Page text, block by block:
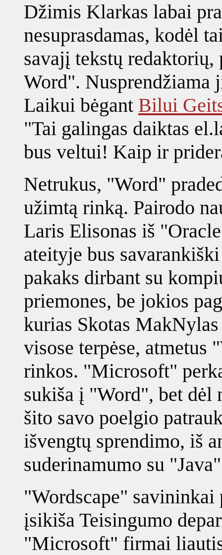
Džimis Klarkas labai
nesuprasdamas, kodėl
savajį tekstų
Word".
Laikui bėgant Bilui
"Tai galingas daiktas
bus veltui! Kaip ir
Netrukus, "Word"
užimtą rinką. Pairodo
Laris Elisonas iš
ateityje bus
pakaks dirbant su
priemones, be jokios
kurias Skotas
visose terpėse, atmetus
rinkos. "Microsoft"
sukiša į "Word", bet dėl
šito savo poelgio
išvengtų sprendimo, iš
suderinamumo su
"Wordscape"
įsikiša Teisingumo
"Microsoft" firmai